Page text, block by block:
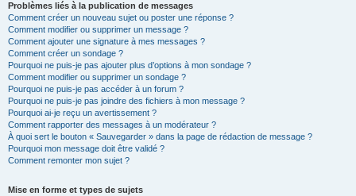
Problèmes liés à la publication de messages
Comment créer un nouveau sujet ou poster une réponse ?
Comment modifier ou supprimer un message ?
Comment ajouter une signature à mes messages ?
Comment créer un sondage ?
Pourquoi ne puis-je pas ajouter plus d’options à mon sondage ?
Comment modifier ou supprimer un sondage ?
Pourquoi ne puis-je pas accéder à un forum ?
Pourquoi ne puis-je pas joindre des fichiers à mon message ?
Pourquoi ai-je reçu un avertissement ?
Comment rapporter des messages à un modérateur ?
À quoi sert le bouton « Sauvegarder » dans la page de rédaction de message ?
Pourquoi mon message doit être validé ?
Comment remonter mon sujet ?
Mise en forme et types de sujets